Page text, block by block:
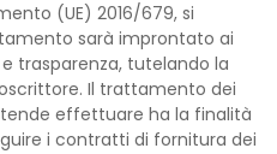
(UE) 2016/679, si
sarà improntato ai
trasparenza, tutelando la
Il trattamento dei
effettuare ha la finalità
i contratti di fornitura dei